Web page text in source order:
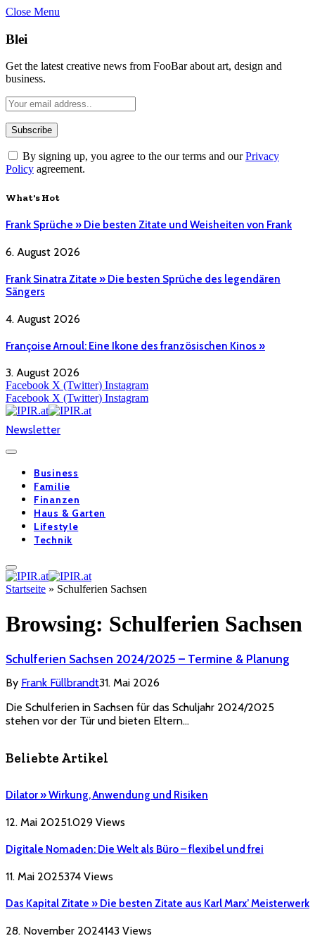
Close Menu
Blei
Get the latest creative news from FooBar about art, design and
business.
By signing up, you agree to the our terms and ourPrivacy
Policy agreement.
What's Hot
Frank Sprüche » Die besten Zitate und Weisheiten von Frank
6. August 2026
Frank Sinatra Zitate » Die besten Sprüche des legendären
Sängers
4. August 2026
Françoise Arnoul: Eine Ikone des französischen Kinos »
3. August 2026
Facebook X (Twitter) Instagram
Facebook X (Twitter) Instagram
Newsletter
Business
Familie
Finanzen
Haus & Garten
Lifestyle
Technik
Startseite » Schulferien Sachsen
Browsing: Schulferien Sachsen
Schulferien Sachsen 2024/2025 – Termine & Planung
By Frank Füllbrandt31. Mai 2026
Die Schulferien in Sachsen für das Schuljahr 2024/2025
stehen vor der Tür und bieten Eltern…
Beliebte Artikel
Dilator » Wirkung, Anwendung und Risiken
12. Mai 20251.029 Views
Digitale Nomaden: Die Welt als Büro – flexibel und frei
11. Mai 2025374 Views
Das Kapital Zitate » Die besten Zitate aus Karl Marx’ Meisterwerk
28. November 2024143 Views